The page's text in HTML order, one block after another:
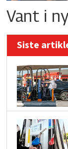
Vant i
Siste